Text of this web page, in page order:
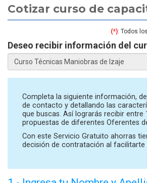
Cotizar curso de
(*): Todos
Deseo recibir información del
Completa la siguiente información,
de contacto y detallando las
que buscas. Así lograrás recibir entre
propuestas de diferentes Oferentes
Con este Servicio Gratuito ahorras
decisión de contratación al facilitarte